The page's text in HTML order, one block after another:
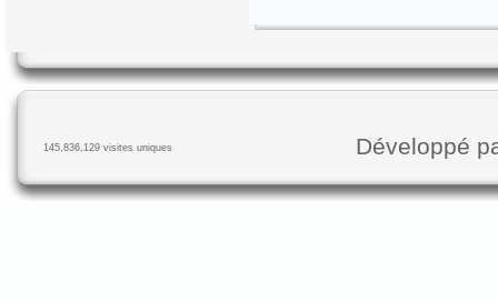
145,836,129 visites uniques Développé